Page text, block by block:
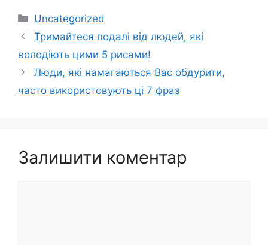
Категорії
Uncategorized
Тримайтеся подалі від людей, які
володіють цими 5 рисами!
Люди, які намагаються Вас обдурити,
часто використовують ці 7 фраз
Залишити коментар